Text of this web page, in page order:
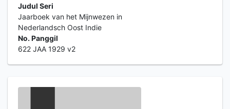
Judul Seri
Jaarboek van het Mijnwezen in
Nederlandsch Oost Indie
No. Panggil
622 JAA 1929 v2